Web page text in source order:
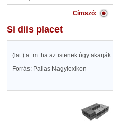
Címszó:
Si diis placet
(lat.) a. m. ha az istenek úgy akarják.
Forrás: Pallas Nagylexikon